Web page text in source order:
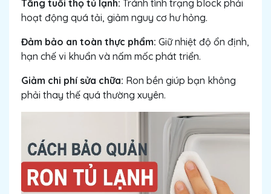
Tăng tuổi thọ tủ lạnh: Tránh tình trạng block phải
hoạt động quá tải, giảm nguy cơ hư hỏng.
Đảm bảo an toàn thực phẩm: Giữ nhiệt độ ổn định,
hạn chế vi khuẩn và nấm mốc phát triển.
Giảm chi phí sửa chữa: Ron bền giúp bạn không
phải thay thế quá thường xuyên.